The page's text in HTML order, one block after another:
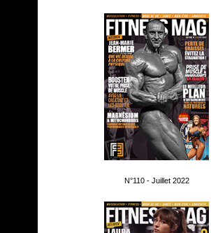
N°110 - Juillet 2022